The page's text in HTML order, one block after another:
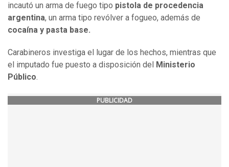
incautó un arma de fuego tipo pistola de procedencia
argentina, un arma tipo revólver a fogueo, además de
cocaína y pasta base.
Carabineros investiga el lugar de los hechos, mientras que
el imputado fue puesto a disposición del
Ministerio
Público.
PUBLICIDAD